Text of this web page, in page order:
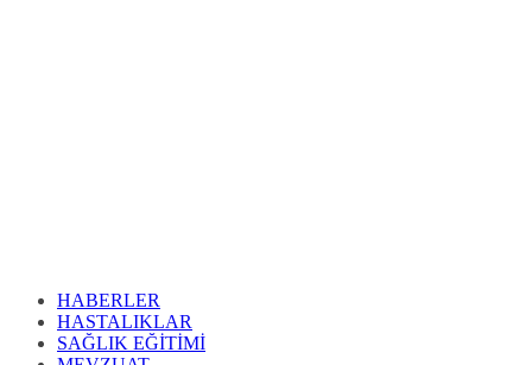
HABERLER
HASTALIKLAR
SAĞLIK EĞİTİMİ